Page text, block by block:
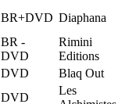
BR+DVD Diaphana
BR -
DVD
Rimini
Editions
DVD
Blaq Out
DVD
Les